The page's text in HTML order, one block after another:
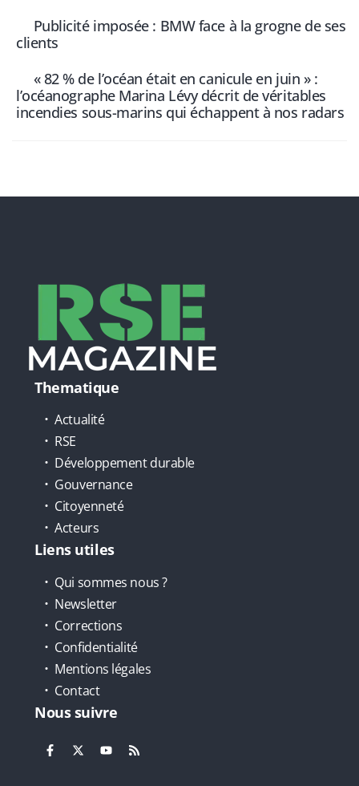
Publicité imposée : BMW face à la grogne de ses
clients
« 82 % de l’océan était en canicule en juin » :
l’océanographe Marina Lévy décrit de véritables
incendies sous-marins qui échappent à nos radars
Thematique
Actualité
RSE
Développement durable
Gouvernance
Citoyenneté
Acteurs
Liens utiles
Qui sommes nous ?
Newsletter
Corrections
Confidentialité
Mentions légales
Contact
Nous suivre